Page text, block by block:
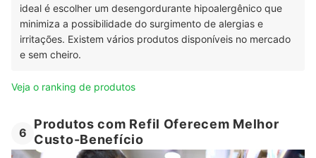
ideal é escolher um desengordurante hipoalergênico que
minimiza a possibilidade do surgimento de alergias e
irritações. Existem vários produtos disponíveis no mercado
e sem cheiro.
Veja o ranking de produtos
6
Produtos com Refil Oferecem Melhor
Custo-Benefício